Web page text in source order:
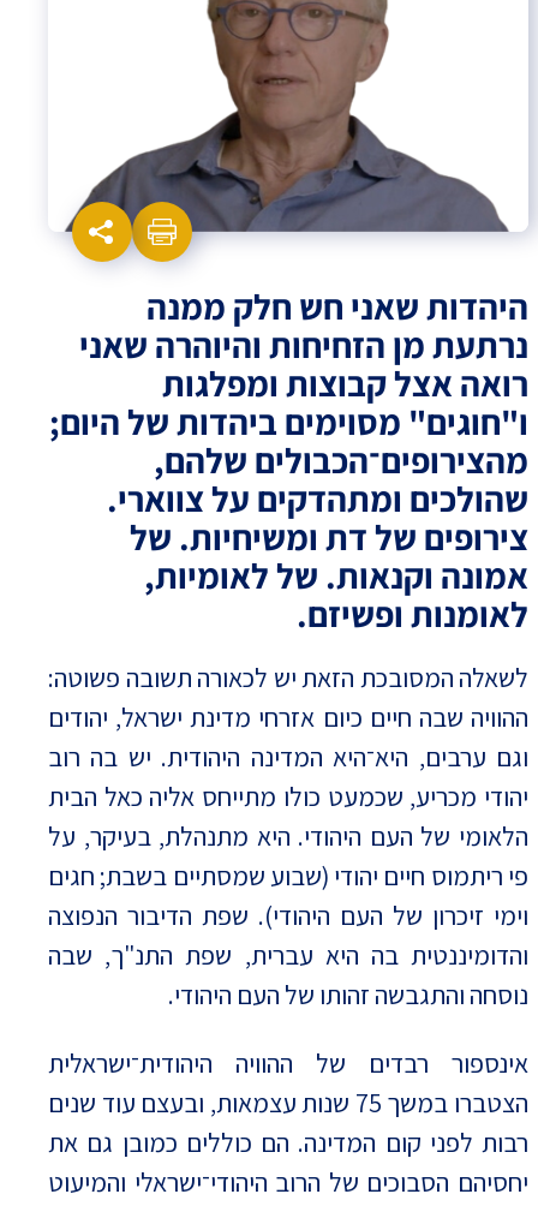
היהדות שאני חש חלק ממנה
נרתעת מן הזחיחות והיוהרה שאני
רואה אצל קבוצות ומפלגות
ו"חוגים" מסוימים ביהדות של היום;
מהצירופים־הכבולים שלהם,
שהולכים ומתהדקים על צווארי.
צירופים של דת ומשיחיות. של
אמונה וקנאות. של לאומיות,
לאומנות ופשיזם.
לשאלה המסובכת הזאת יש לכאורה תשובה פשוטה:
ההוויה שבה חיים כיום אזרחי מדינת ישראל, יהודים
וגם ערבים, היא־היא המדינה היהודית. יש בה רוב
יהודי מכריע, שכמעט כולו מתייחס אליה כאל הבית
הלאומי של העם היהודי. היא מתנהלת, בעיקר, על
פי ריתמוס חיים יהודי (שבוע שמסתיים בשבת; חגים
וימי זיכרון של העם היהודי). שפת הדיבור הנפוצה
והדומיננטית בה היא עברית, שפת התנ"ך, שבה
נוסחה והתגבשה זהותו של העם היהודי.
אינספור רבדים של ההוויה היהודית־ישראלית
הצטברו במשך 75 שנות עצמאות, ובעצם עוד שנים
רבות לפני קום המדינה. הם כוללים כמובן גם את
יחסיהם הסבוכים של הרוב היהודי־ישראלי והמיעוט